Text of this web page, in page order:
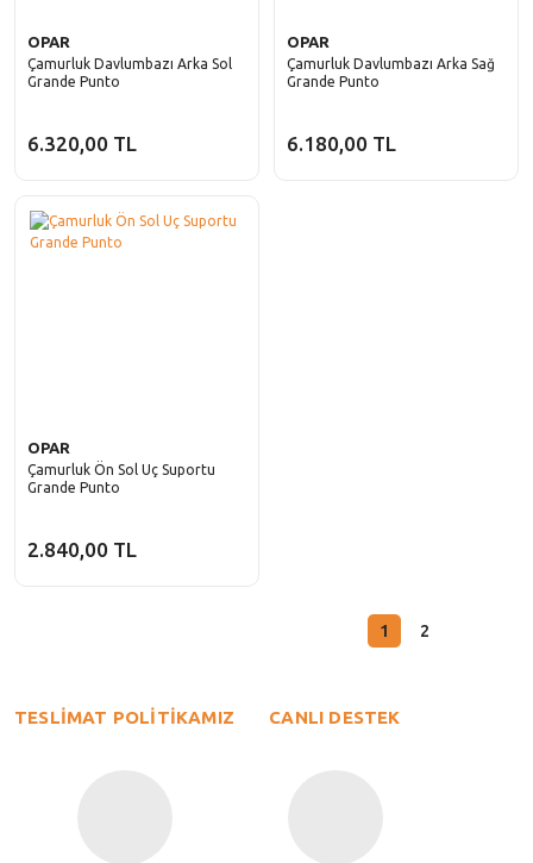
OPAR
Çamurluk Davlumbazı Arka Sol
Grande Punto
6.320,00 TL
OPAR
Çamurluk Davlumbazı Arka Sağ
Grande Punto
6.180,00 TL
OPAR
Çamurluk Ön Sol Uç Suportu
Grande Punto
2.840,00 TL
1 2
TESLİMAT POLİTİKAMIZ CANLI DESTEK